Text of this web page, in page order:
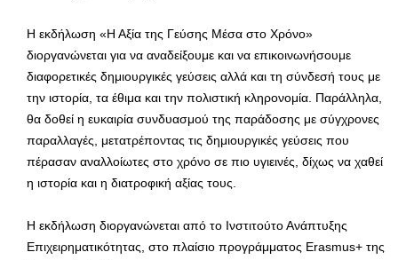
Η εκδήλωση «Η Αξία της Γεύσης Μέσα στο Χρόνο»
διοργανώνεται για να αναδείξουμε και να επικοινωνήσουμε
διαφορετικές δημιουργικές γεύσεις αλλά και τη σύνδεσή τους με
την ιστορία, τα έθιμα και την πολιστική κληρονομία. Παράλληλα,
θα δοθεί η ευκαιρία συνδυασμού της παράδοσης με σύγχρονες
παραλλαγές, μετατρέποντας τις δημιουργικές γεύσεις που
πέρασαν αναλλοίωτες στο χρόνο σε πιο υγιεινές, δίχως να χαθεί
η ιστορία και η διατροφική αξίας τους.
Η εκδήλωση διοργανώνεται από το Ινστιτούτο Ανάπτυξης
Επιχειρηματικότητας, στο πλαίσιο προγράμματος Erasmus+ της